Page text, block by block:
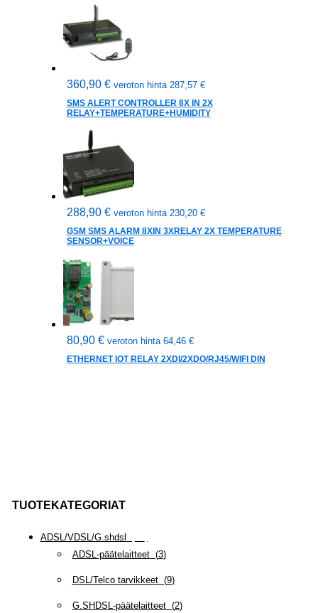
TUOTEKATEGORIAT
ADSL/VDSL/G.shdsl
ADSL-päätelaitteet(3)
DSL/Telco tarvikkeet(9)
G.SHDSL-päätelaitteet(2)
360,90 € veroton hinta 287,57 €
SMS ALERT CONTROLLER 8X IN 2X
RELAY+TEMPERATURE+HUMIDITY
288,90 € veroton hinta 230,20 €
GSM SMS ALARM 8XIN 3XRELAY 2X TEMPERATURE
SENSOR+VOICE
80,90 € veroton hinta 64,46 €
ETHERNET IOT RELAY 2XDI/2XDO/RJ45/WIFI DIN